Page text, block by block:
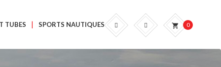
TUBES SPORTS NAUTIQUES shopping_cart 0